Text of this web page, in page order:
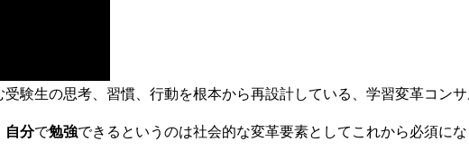
験生の思考、習慣、行動を根本から再設計している、学習変革コンサ
自分で勉強できるというのは社会的な変革要素としてこれから必須に